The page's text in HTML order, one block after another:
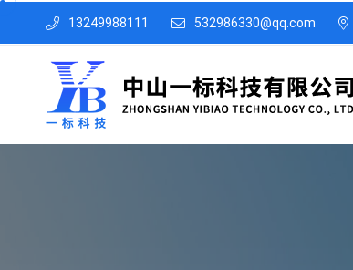
13249988111 532986330@qq.com